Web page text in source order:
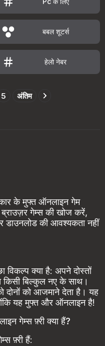
बबल शूटर्स
हेलो नेबर
5 अंतिम
के मुफ्त ऑनलाइन गेम
गेम्स की खोज करें,
की आवश्यकता नहीं
क्या है: अपने दोस्तों
बिल्कुल नए के साथ।
दोनों को आजमाने देता है। यह
यह मुफ्त और ऑनलाइन है!
गेम्स फ़्री क्या हैं?
फ़्री हैं: